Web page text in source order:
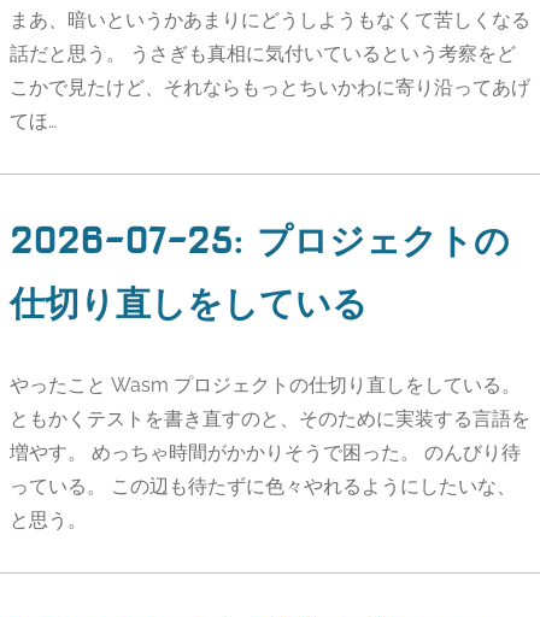
まあ、暗いというかあまりにどうしようもなくて苦しくなる
話だと思う。 うさぎも真相に気付いているという考察をど
こかで見たけど、それならもっとちいかわに寄り沿ってあげ
てほ…
2026-07-25: プロジェクトの
仕切り直しをしている
やったこと Wasm プロジェクトの仕切り直しをしている。
ともかくテストを書き直すのと、そのために実装する言語を
増やす。 めっちゃ時間がかかりそうで困った。 のんびり待
っている。 この辺も待たずに色々やれるようにしたいな、
と思う。